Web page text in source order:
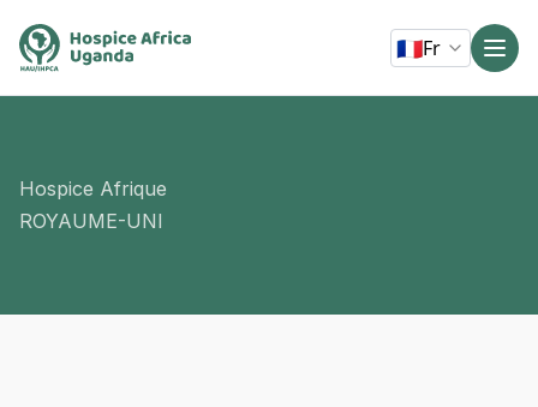
🇫🇷Fr
Hospice Afrique
ROYAUME-UNI